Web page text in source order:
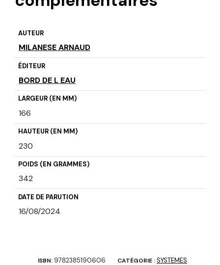
AUTEUR
MILANESE ARNAUD
ÉDITEUR
BORD DE L EAU
LARGEUR (EN MM)
166
HAUTEUR (EN MM)
230
POIDS (EN GRAMMES)
342
DATE DE PARUTION
16/08/2024
ISBN: 9782385190606 CATÉGORIE :SYSTEMES